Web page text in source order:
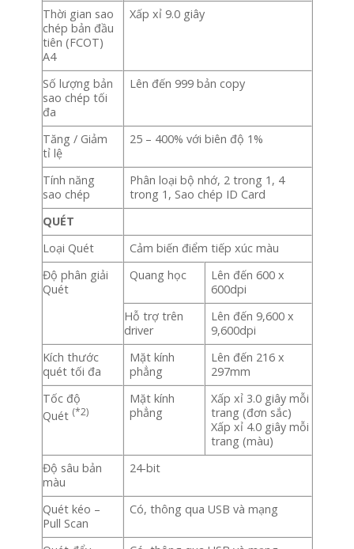
Thời gian sao
chép bản đầu
tiên (FCOT)
A4
Xấp xỉ 9.0 giây
Số lượng bản
sao chép tối
đa
Lên đến 999 bản copy
Tăng / Giảm
tỉ lệ
25 – 400% với biên độ 1%
Tính năng
sao chép
Phân loại bộ nhớ, 2 trong 1, 4
trong 1, Sao chép ID Card
QUÉT
Loại Quét
Cảm biến điểm tiếp xúc màu
Độ phân giải
Quét
Quang học
Lên đến 600 x
600dpi
Hỗ trợ trên
driver
Lên đến 9,600 x
9,600dpi
Kích thước
quét tối đa
Mặt kính
phẳng
Lên đến 216 x
297mm
Tốc độ
Quét (*2)
Mặt kính
phẳng
Xấp xỉ 3.0 giây mỗi
trang (đơn sắc)
Xấp xỉ 4.0 giây mỗi
trang (màu)
Độ sâu bản
màu
24-bit
Quét kéo –
Pull Scan
Có, thông qua USB và mạng